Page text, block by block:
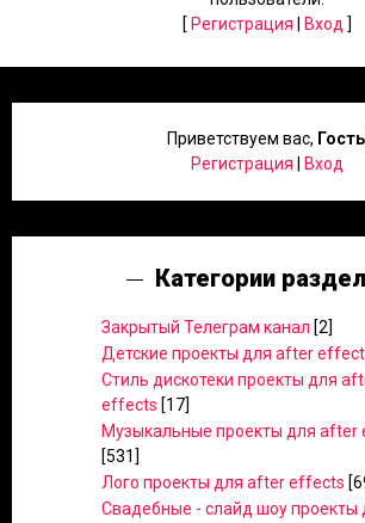
[ Регистрация Вход ]
Приветствуем вас, Гость
Регистрация
Вход
Категории
Закрытый Телеграм канал [2]
Детские проекты для after
Стиль дискотеки проекты для
effects [17]
Музыкальные проекты для after
[531]
Лого проекты для after effects
Свадебные - слайд шоу проекты